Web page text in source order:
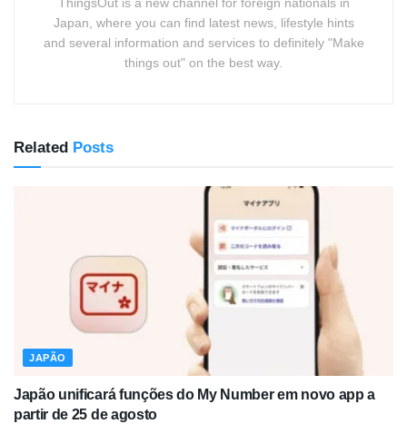
ThingsOut is a new channel for foreign nationals in
Japan, where you can find latest news, lifestyle hints
and several information and services to definitely "Make
things out" on the best way.
Related Posts
JAPÃO
Japão unificará funções do My Number em novo app a
partir de 25 de agosto